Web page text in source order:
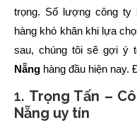
trọng. Số lượng công ty
hàng khó khăn khi lựa
sau, chúng tôi sẽ gợi ý
Nẵng hàng đầu hiện nay.
1. Trọng Tấn –
Nẵng uy tín